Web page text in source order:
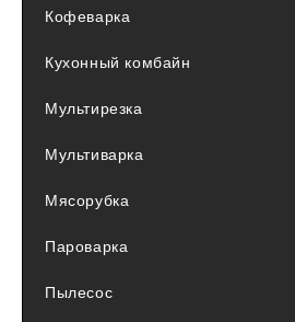
Кофеварка
Кухонный комбайн
Мультирезка
Мультиварка
Мясорубка
Пароварка
Пылесос